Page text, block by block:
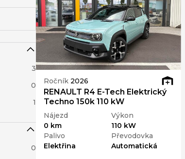
3
0
1
0
Ročník 2026
RENAULT R4 E-Tech Elektrický
Techno 150k 110 kW
Nájezd
0 km
Výkon
110 kW
Palivo
Elektřina
Převodovka
Automatická